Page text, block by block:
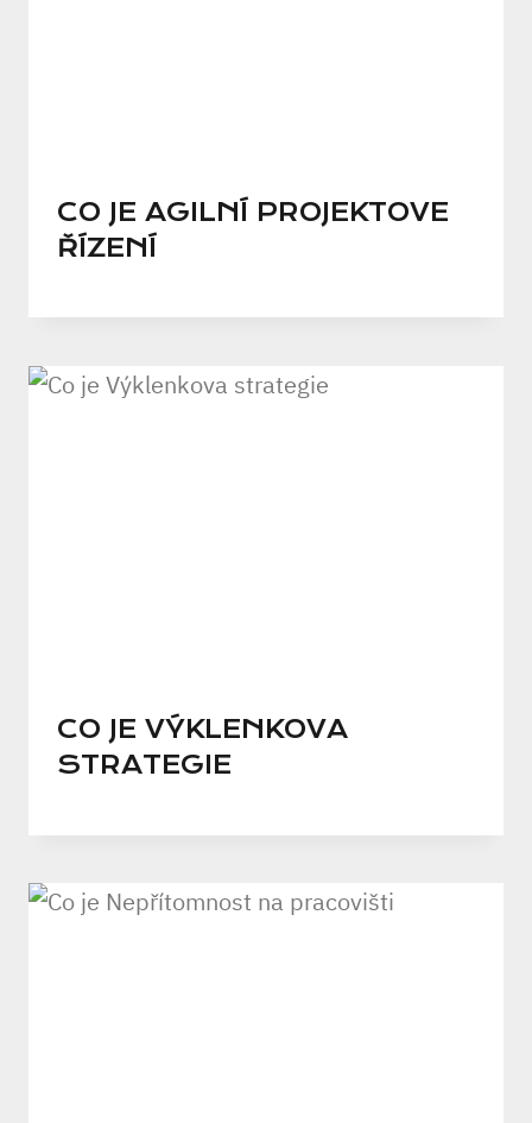
CO JE AGILNÍ PROJEKTOVE
ŘÍZENÍ
CO JE VÝKLENKOVA
STRATEGIE